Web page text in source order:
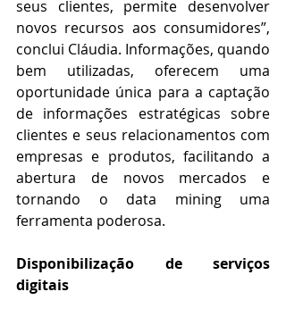
seus clientes, permite desenvolver
novos recursos aos consumidores”,
conclui Cláudia. Informações, quando
bem utilizadas, oferecem uma
oportunidade única para a captação
de informações estratégicas sobre
clientes e seus relacionamentos com
empresas e produtos, facilitando a
abertura de novos mercados e
tornando o data mining uma
ferramenta poderosa.
Disponibilização de serviços
digitais